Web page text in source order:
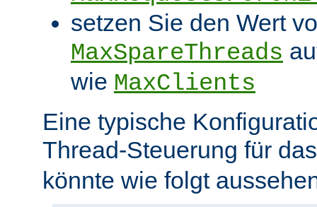
setzen Sie den Wert
MaxSpareThreads
wie MaxClients
Eine typische
Thread-Steuerung für
könnte wie folgt